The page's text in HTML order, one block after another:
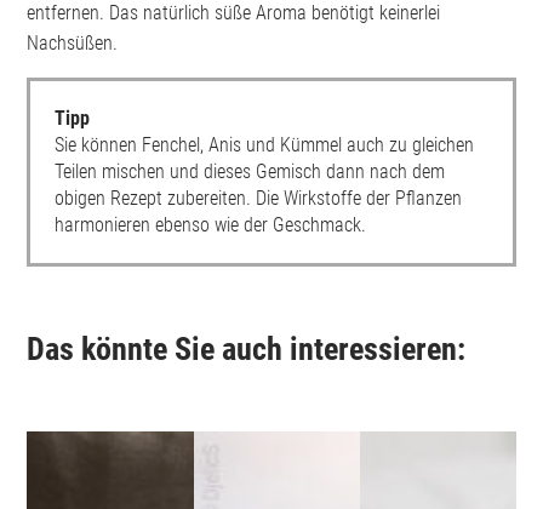
entfernen. Das natürlich süße Aroma benötigt keinerlei
Nachsüßen.
Tipp
Sie können Fenchel, Anis und Kümmel auch zu gleichen
Teilen mischen und dieses Gemisch dann nach dem
obigen Rezept zubereiten. Die Wirkstoffe der Pflanzen
harmonieren ebenso wie der Geschmack.
Das könnte Sie auch interessieren: